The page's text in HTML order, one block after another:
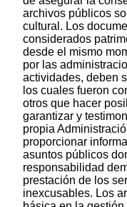
archivos públicos
cultural. Los
considerados
desde el mismo
por las
actividades, deben
los cuales fueron
otros que hacer
garantizar y
propia
proporcionar
asuntos públicos
responsabilidad
prestación de los
inexcusables. Los